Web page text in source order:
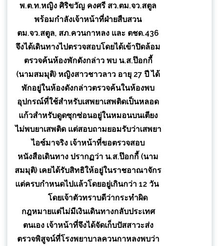
พ.ต.ท.หญิง ศิริขวัญ คงศรี สว.ตม.จว.สตูล
พร้อมกำลังเจ้าหน้าที่ฝ่ายสืบสวน
ตม.จว.สตูล, สภ.ควนกาหลง และ ตชด.436
จึงได้เดินทางไปตรวจสอบโดยได้เข้าปิดล้อม
ตรวจค้นห้องพักดังกล่าว พบ น.ส.ป๊อกกี้
(นามสมมุติ) หญิงสาวชาวลาว อายุ 27 ปี ได้
พักอยู่ในห้องดังกล่าวตรวจค้นในห้องพบ
อุปกรณ์ที่ใช้สำหรับเสพยาเสพติดเป็นหลอด
แก้วสำหรับดูดซุกซ่อนอยู่ในหมอนบนเตียง
ไม่พบยาเสพติด แต่สอบถามยอมรับว่าเสพยา
ไอซ์มาจริง เจ้าหน้าที่ขอตรวจสอบ
หนังสือเดินทาง ปรากฏว่า น.ส.ป๊อกกี้ (นาม
สมมุติ) เคยได้รับสิทธิให้อยู่ในราชอาณาจักร
แต่ครบกำหนดไปแล้วโดยอยู่เกินกว่า 12 วัน
โดยเจ้าตัวทราบดีว่ากระทำผิด
กฎหมายแต่ไม่มีเงินเดินทางกลับประเทศ
ตนเอง เจ้าหน้าที่จึงได้จัดเก็บปัสสาวะส่ง
ตรวจพิสูจน์ที่โรงพยาบาลควนกาหลงพบว่า